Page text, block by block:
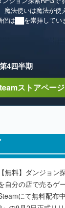
魔法使いは魔法が使
侶は██を崇拝してい
4四半期
ストアページ
【無料】ダンジョン
自分の店で売るゲ
にて無料配布